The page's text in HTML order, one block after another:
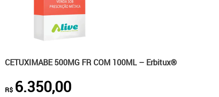
CETUXIMABE 500MG FR COM 100ML – Erbitux®
R$ 6.350,00